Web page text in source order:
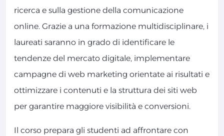
ricerca e sulla gestione della comunicazione
online. Grazie a una formazione multidisciplinare, i
laureati saranno in grado di identificare le
tendenze del mercato digitale, implementare
campagne di web marketing orientate ai risultati e
ottimizzare i contenuti e la struttura dei siti web
per garantire maggiore visibilità e conversioni.
Il corso prepara gli studenti ad affrontare con